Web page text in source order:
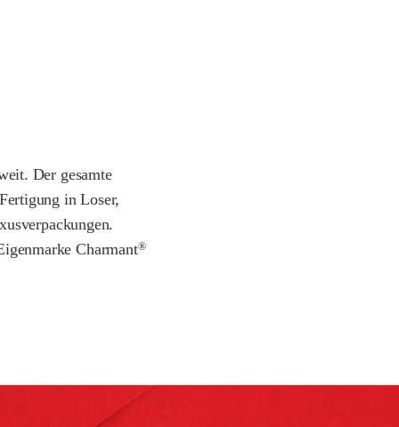
Der gesamte
in Loser,
Charmant®